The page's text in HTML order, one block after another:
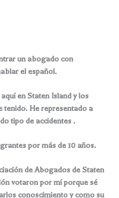
un abogado con
el español.
en Staten Island y los
tenido. He representado a
tipo de accidentes .
por más de 10 años.
de Abogados de Staten
votaron por mí porque sé
conoscimiento y como su